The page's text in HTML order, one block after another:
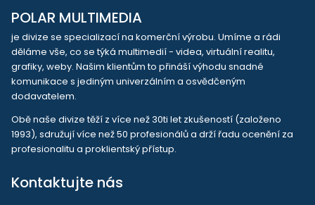
POLAR MULTIMEDIA
je divize se specializací na komerční výrobu. Umíme a rádi
děláme vše, co se týká multimedií - videa, virtuální realitu,
grafiky, weby. Našim klientům to přináší výhodu snadné
komunikace s jediným univerzálním a osvědčeným
dodavatelem.
Obě naše divize těží z více než 30ti let zkušeností (založeno
1993), sdružují více než 50 profesionálů a drží řadu ocenění za
profesionalitu a proklientský přístup.
Kontaktujte nás